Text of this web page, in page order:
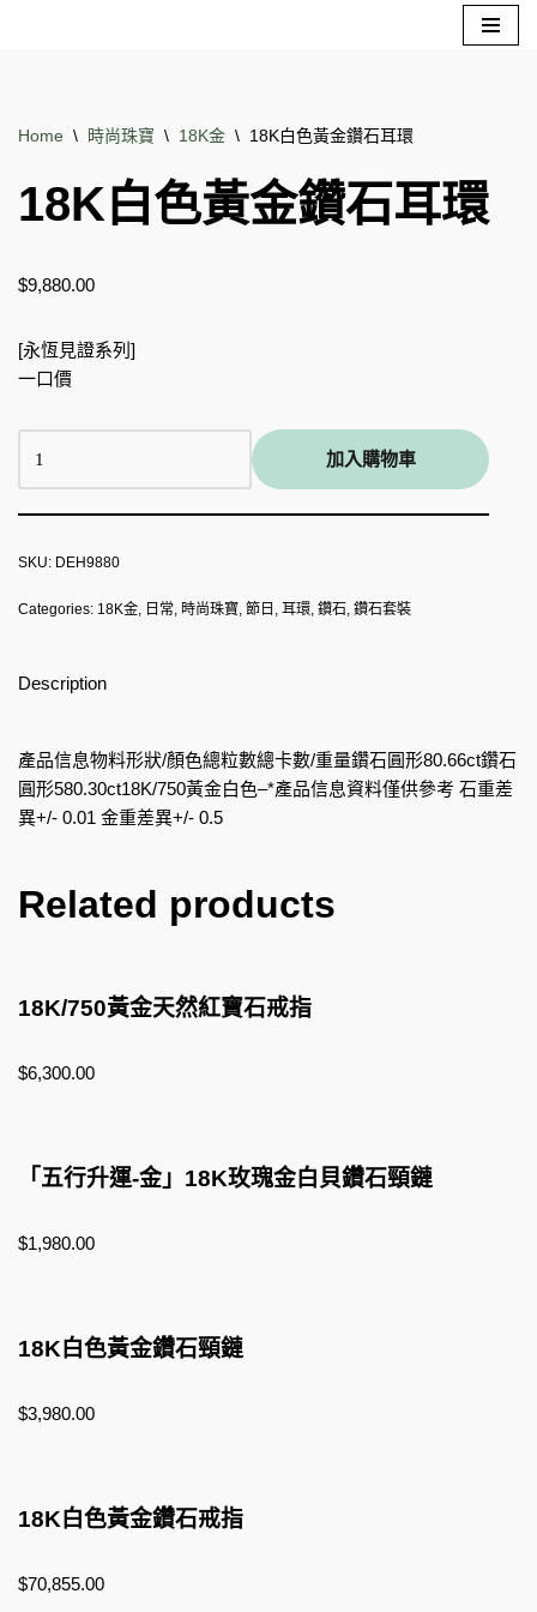
Home \ 時尚珠寶 \ 18K金 \ 18K白色黃金鑽石耳環
18K白色黃金鑽石耳環
$9,880.00
[永恆見證系列]
一口價
加入購物車
SKU: DEH9880
Categories: 18K金, 日常, 時尚珠寶, 節日 , 耳環, 鑽石, 鑽石套裝
Description
產品信息物料形狀/顏色總粒數總卡數/重量鑽石圓形80.66ct鑽石
圓形580.30ct18K/750黃金白色–*產品信息資料僅供參考 石重差
異+/- 0.01 金重差異+/- 0.5
Related products
18K/750黃金天然紅寶石戒指
$6,300.00
「五行升運-金」18K玫瑰金白貝鑽石頸鏈
$1,980.00
18K白色黃金鑽石頸鏈
$3,980.00
18K白色黃金鑽石戒指
$70,855.00